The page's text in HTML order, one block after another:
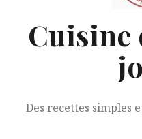
Cuisine
Des recettes simples